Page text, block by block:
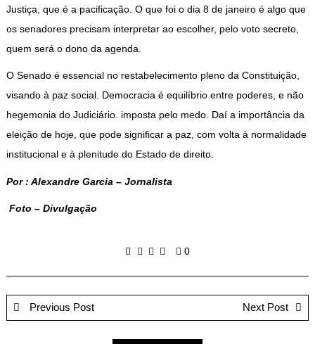
Justiça, que é a pacificação. O que foi o dia 8 de janeiro é algo que
os senadores precisam interpretar ao escolher, pelo voto secreto,
quem será o dono da agenda.
O Senado é essencial no restabelecimento pleno da Constituição,
visando à paz social. Democracia é equilíbrio entre poderes, e não
hegemonia do Judiciário. imposta pelo medo. Daí a importância da
eleição de hoje, que pode significar a paz, com volta à normalidade
institucional e à plenitude do Estado de direito.
Por : Alexandre Garcia – Jornalista
Foto – Divulgação
0
Previous Post Next Post